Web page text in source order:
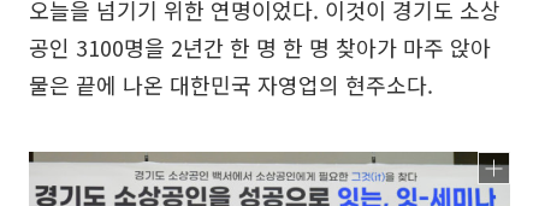
오늘을 넘기기 위한 연명이었다. 이것이 경기도 소상
공인 3100명을 2년간 한 명 한 명 찾아가 마주 앉아
물은 끝에 나온 대한민국 자영업의 현주소다.